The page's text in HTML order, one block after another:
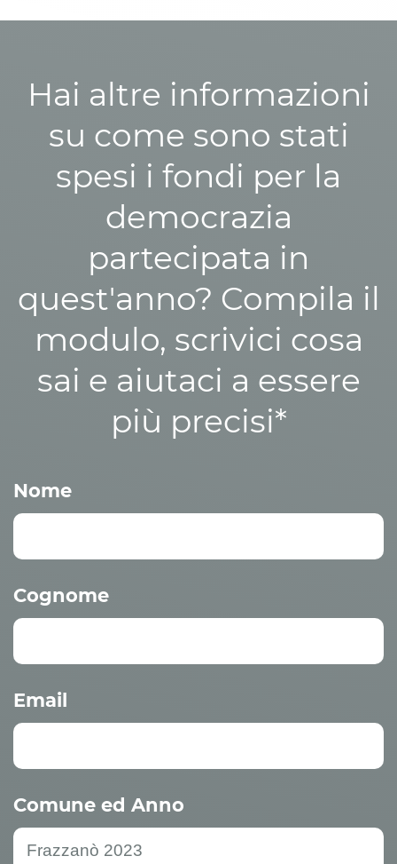
Hai altre informazioni
su come sono stati
spesi i fondi per la
democrazia
partecipata in
quest'anno? Compila il
modulo, scrivici cosa
sai e aiutaci a essere
più precisi*
Nome
Cognome
Email
Comune ed Anno